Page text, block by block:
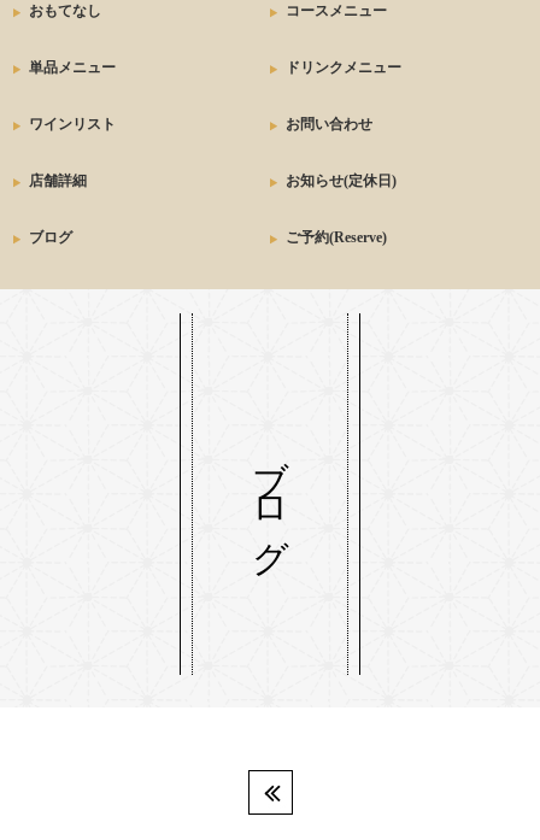
おもてなし コースメニュー
単品メニュー ドリンクメニュー
ワインリスト お問い合わせ
店舗詳細 お知らせ(定休日)
ブログ ご予約(Reserve)
ブログ